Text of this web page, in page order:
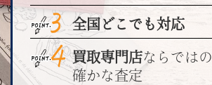
全国どこでも対応
買取専門店ならではの
確かな査定